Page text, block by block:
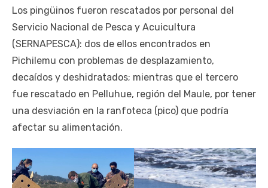
Los pingüinos fueron rescatados por personal del
Servicio Nacional de Pesca y Acuicultura
(SERNAPESCA): dos de ellos encontrados en
Pichilemu con problemas de desplazamiento,
decaídos y deshidratados; mientras que el tercero
fue rescatado en Pelluhue, región del Maule, por tener
una desviación en la ranfoteca (pico) que podría
afectar su alimentación.